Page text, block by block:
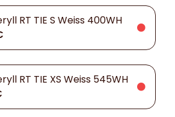
RT TIE S Weiss 400WH
RT TIE XS Weiss 545WH